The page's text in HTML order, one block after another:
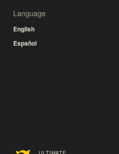
Language
English
Español